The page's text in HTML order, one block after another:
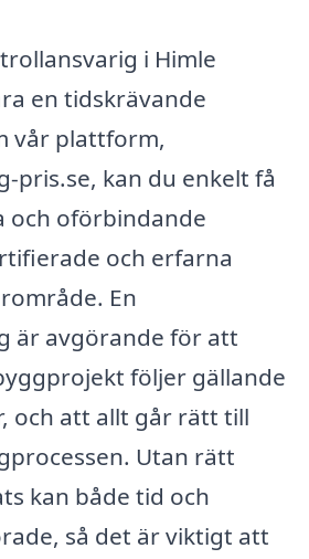
i Himle
en tidskrävande
vår plattform,
pris.se, kan du enkelt få
och oförbindande
och erfarna
En
är avgörande för att
följer gällande
och att allt går rätt till
Utan rätt
kan både tid och
så det är viktigt att